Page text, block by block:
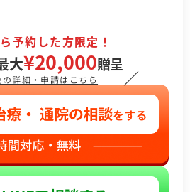
予約した方限定！
大¥20,000贈呈
の詳細・申請はこちら ／